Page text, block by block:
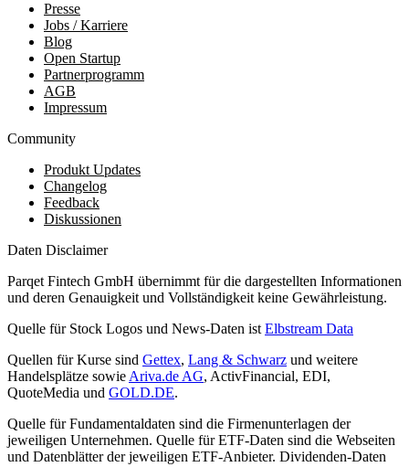
Presse
Jobs / Karriere
Blog
Open Startup
Partnerprogramm
AGB
Impressum
Community
Produkt Updates
Changelog
Feedback
Diskussionen
Daten Disclaimer
Parqet Fintech GmbH übernimmt für die dargestellten Informationen
und deren Genauigkeit und Vollständigkeit keine Gewährleistung.
Quelle für Stock Logos und News-Daten ist Elbstream Data
Quellen für Kurse sind Gettex, Lang & Schwarz und weitere
Handelsplätze sowie Ariva.de AG, ActivFinancial, EDI,
QuoteMedia und GOLD.DE.
Quelle für Fundamentaldaten sind die Firmenunterlagen der
jeweiligen Unternehmen. Quelle für ETF-Daten sind die Webseiten
und Datenblätter der jeweiligen ETF-Anbieter. Dividenden-Daten